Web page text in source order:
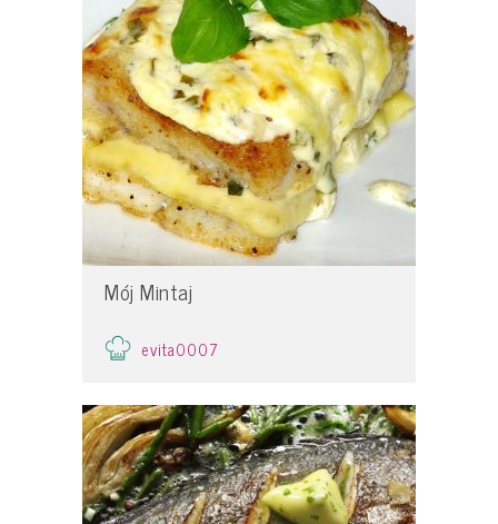
Mój Mintaj
evita0007